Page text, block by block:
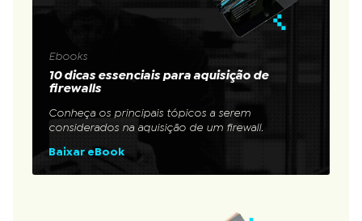
Ebooks
10 dicas essenciais para aquisição de
firewalls
Conheça os principais tópicos a serem
considerados na aquisição de um firewall.
Baixar eBook